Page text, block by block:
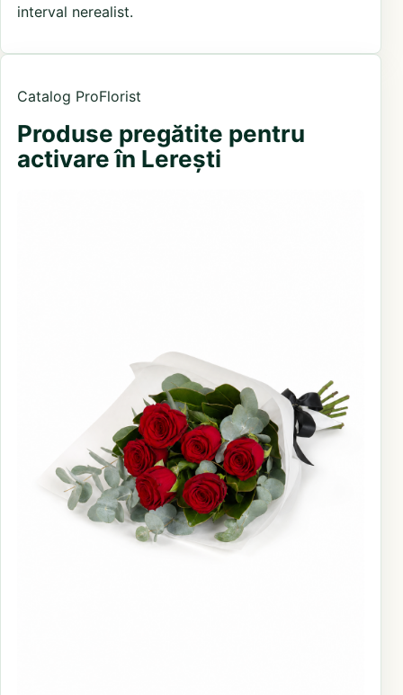
interval nerealist.
Catalog ProFlorist
Produse pregătite pentru
activare în Lerești